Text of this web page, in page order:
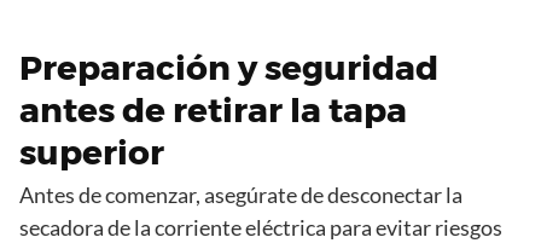
Preparación y seguridad
antes de retirar la tapa
superior
Antes de comenzar, asegúrate de desconectar la
secadora de la corriente eléctrica para evitar riesgos